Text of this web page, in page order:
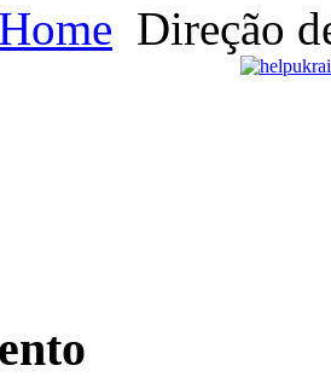
Home Direção